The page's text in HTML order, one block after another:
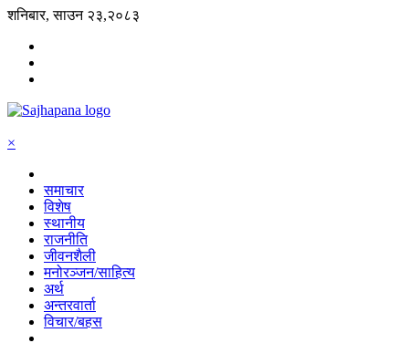
शनिबार, साउन २३,२०८३
×
समाचार
विशेष
स्थानीय
राजनीति
जीवनशैली
मनोरञ्जन/साहित्य
अर्थ
अन्तरवार्ता
विचार/बहस